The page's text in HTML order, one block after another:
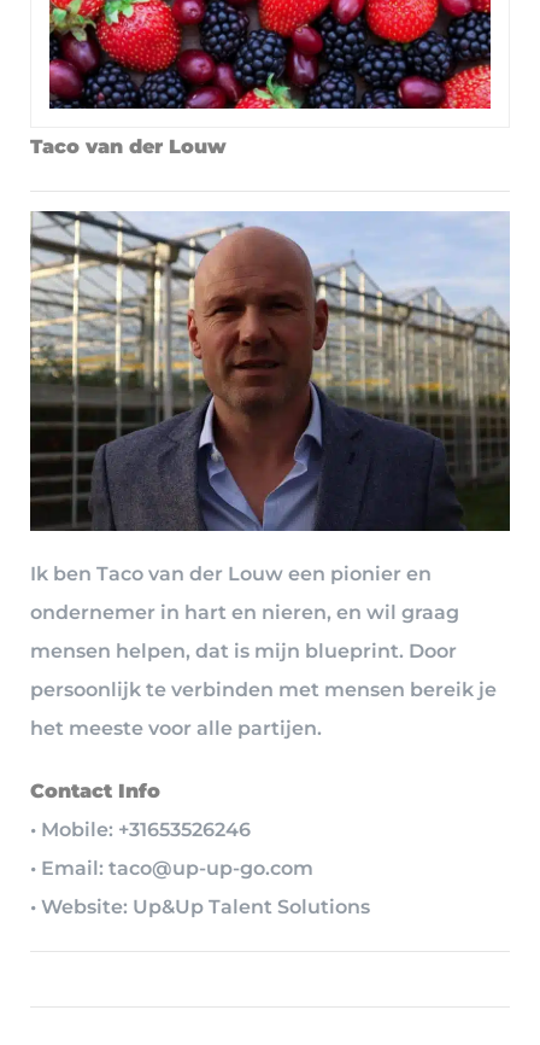
Taco van der Louw
Ik ben Taco van der Louw een pionier en
ondernemer in hart en nieren, en wil graag
mensen helpen, dat is mijn blueprint. Door
persoonlijk te verbinden met mensen bereik je
het meeste voor alle partijen.
Contact Info
• Mobile: +31653526246
• Email: taco@up-up-go.com
• Website: Up&Up Talent Solutions